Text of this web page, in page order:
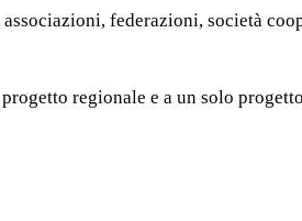
federazioni, società
regionale e a un solo